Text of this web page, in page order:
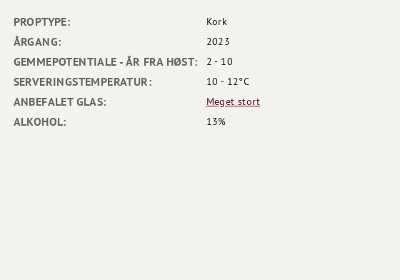
PROPTYPE: Kork
ÅRGANG: 2023
GEMMEPOTENTIALE - ÅR FRA HØST: 2 - 10
SERVERINGSTEMPERATUR: 10 - 12°C
ANBEFALET GLAS: Meget stort
ALKOHOL: 13%